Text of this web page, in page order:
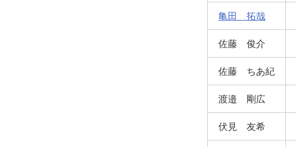
亀田 拓哉
佐藤 俊介
佐藤 ちあ紀
渡邉 剛広
伏見 友希